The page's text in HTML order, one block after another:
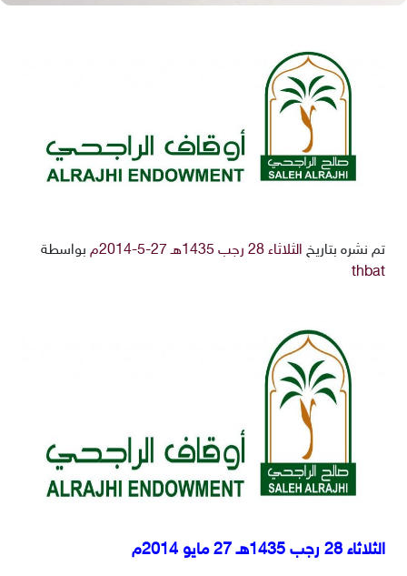
تم نشره بتاريخ الثلاثاء 28 رجب 1435هـ 27-5-2014م
بواسطة
thbat
الثلاثاء 28 رجب 1435هـ 27 مايو 2014م